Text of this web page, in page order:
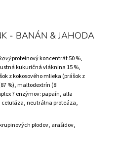
- BANÁN & JAHODA
proteínový koncentrát 50 %,
kukuričná vláknina 15 %,
z kokosového mlieka (prášok z
%), maltodextrín (8
7 enzýmov: papaín, alfa
neutrálna proteáza,
plodov, arašidov,